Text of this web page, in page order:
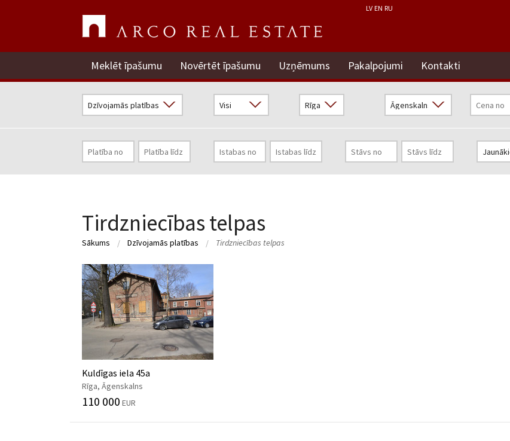
LV EN RU
Meklēt īpašumu Novērtēt īpašumu Uzņēmums Pakalpojumi Kontakti
Tirdzniecības telpas
Sākums Dzīvojamās platības Tirdzniecības telpas
Kuldīgas iela 45a
Rīga, Āgenskalns
110 000 EUR